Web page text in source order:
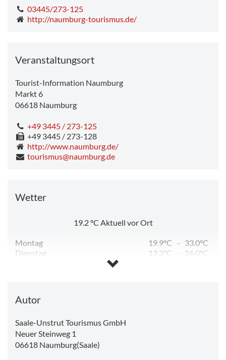
03445/273-125
http://naumburg-tourismus.de/
Veranstaltungsort
Tourist-Information Naumburg
Markt 6
06618 Naumburg
+49 3445 / 273-125
+49 3445 / 273-128
http://www.naumburg.de/
tourismus@naumburg.de
Wetter
19.2°C Aktuell vor Ort
Montag 19.9°C - 33.0°C
Dienstag
13.3°C -
26.0°C
Autor
Saale-Unstrut Tourismus GmbH
Neuer Steinweg 1
06618 Naumburg(Saale)